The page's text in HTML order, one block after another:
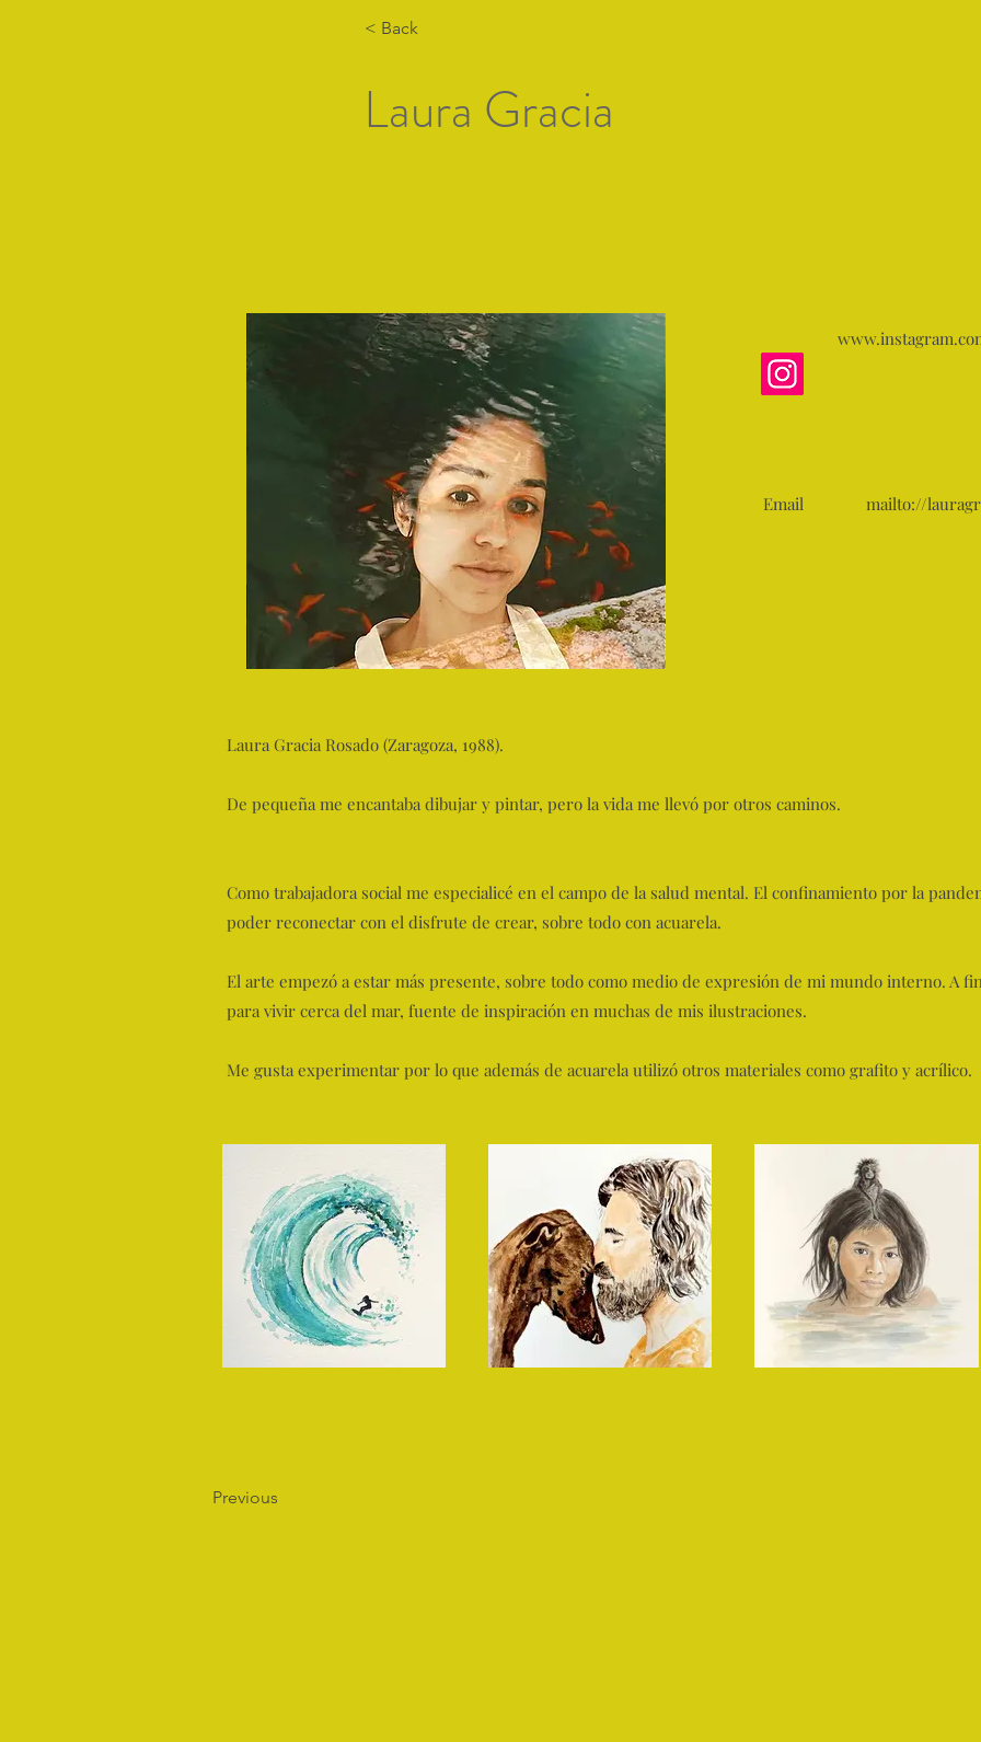
Artists of
< Back
Laura Gracia
Email mailto://
Laura Gracia Rosado (Zaragoza, 1988).
De pequeña me encantaba dibujar y pintar, pero la vida me llevó por otros caminos.
Como trabajadora social me especialicé en el campo de la salud mental. El confinamiento por la
poder reconectar con el disfrute de crear, sobre todo con acuarela.
El arte empezó a estar más presente, sobre todo como medio de expresión de mi mundo interno. A
para vivir cerca del mar, fuente de inspiración en muchas de mis ilustraciones.
Me gusta experimentar por lo que además de acuarela utilizó otros materiales como grafito y acrílico.
Previous